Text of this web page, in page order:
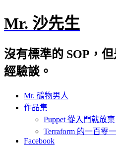
Mr. 沙先生
沒有標準的 SOP，
經驗談。
Mr. 礦物男人
作品集
Puppet 從入門就放棄
Terraform 的一百零
Facebook